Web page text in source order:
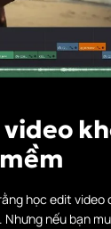
học edit
Nhưng nếu bạn